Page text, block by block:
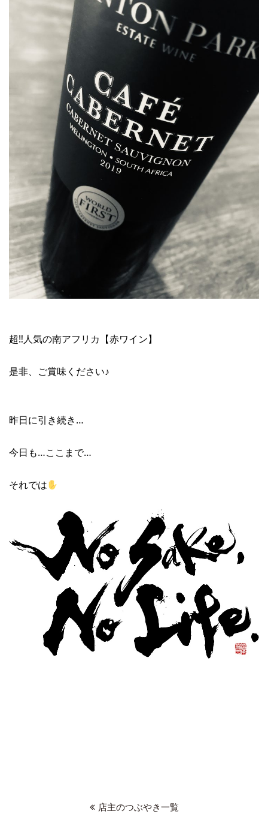
超‼︎人気の南アフリカ【赤ワイン】
是非、ご賞味ください♪
昨日に引き続き…
今日も…ここまで…
それでは
店主のつぶやき一覧